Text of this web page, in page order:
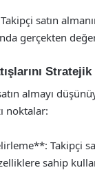
satın
gerçekten
almayı
noktalar:
Takipçi
sahip